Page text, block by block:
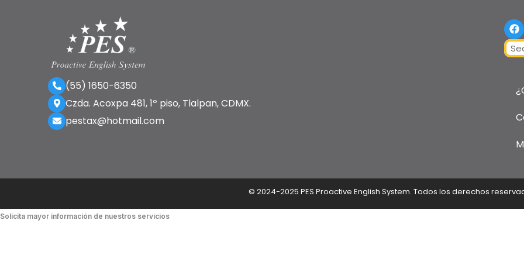
F
a
c
e
k
(55) 1650-6350
Czda. Acoxpa 481, 1º piso, Tlalpan, CDMX.
pestax@hotmail.com
© 2024-2025 PES Proactive English System. Todos los derechos
Solicita mayor información de nuestros servicios